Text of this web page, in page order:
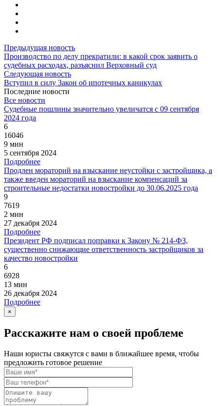
Предыдущая новость
Производство по делу прекратили: в какой срок заявить о
судебных расходах, разъяснил Верховный суд
Следующая новость
Вступил в силу Закон об ипотечных каникулах
Последние новости
Все новости
Судебные пошлины значительно увеличатся с 09 сентября
2024 года
6
16046
9 мин
5 сентября 2024
Подробнее
Продлен мораторий на взыскание неустойки с застройщика, а
также введен мораторий на взыскание компенсаций за
строительные недостатки новостройки до 30.06.2025 года
9
7619
2 мин
27 декабря 2024
Подробнее
Президент РФ подписал поправки к Закону № 214-ФЗ,
существенно снижающие ответственность застройщиков за
качество новостройки
6
6928
13 мин
26 декабря 2024
Подробнее
×
Расскажите нам о своей проблеме
Наши юристы свяжутся с вами в ближайшее время, чтобы
предложить готовое решение